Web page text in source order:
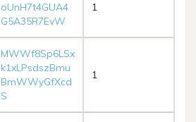
oUnH7t4GUA4
G5A35R7EvW
1
MWWf8Sp6LSx
k1xLPsdszBmu
BmWWyGfXcd
S
1